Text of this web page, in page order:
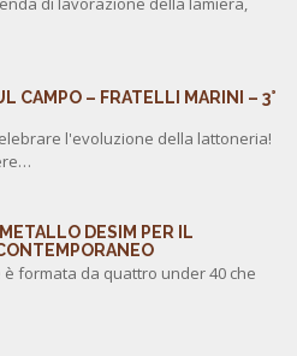
CAMPO – FRATELLI MARINI – 3°
l'evoluzione della lattoneria!
DESIM PER IL
è formata da quattro under 40 che